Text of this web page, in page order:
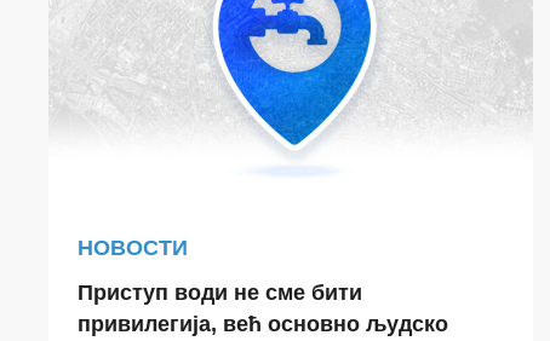
НОВОСТИ
Приступ води не сме бити
привилегија, већ основно људско